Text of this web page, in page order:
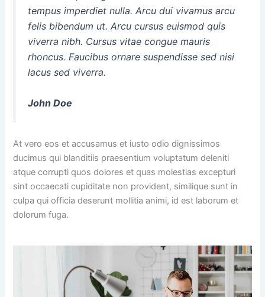
tempus imperdiet nulla. Arcu dui vivamus arcu
felis bibendum ut. Arcu cursus euismod quis
viverra nibh. Cursus vitae congue mauris
rhoncus. Faucibus ornare suspendisse sed nisi
lacus sed viverra.
John Doe
At vero eos et accusamus et iusto odio dignissimos
ducimus qui blanditiis praesentium voluptatum deleniti
atque corrupti quos dolores et quas molestias excepturi
sint occaecati cupiditate non provident, similique sunt in
culpa qui officia deserunt mollitia animi, id est laborum et
dolorum fuga.